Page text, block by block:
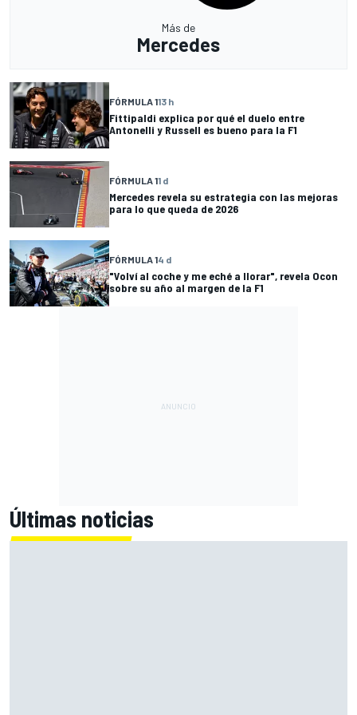
Más de
Mercedes
FÓRMULA 113 h
Fittipaldi explica por qué el duelo entre
Antonelli y Russell es bueno para la F1
FÓRMULA 11 d
Mercedes revela su estrategia con las mejoras
para lo que queda de 2026
FÓRMULA 14 d
"Volví al coche y me eché a llorar", revela Ocon
sobre su año al margen de la F1
Últimas noticias